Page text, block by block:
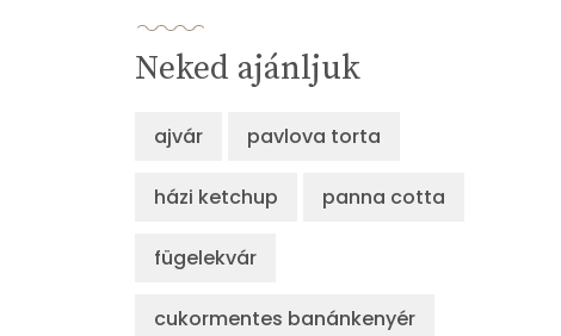
Neked ajánljuk
ajvár pavlova torta
házi ketchup panna cotta
fügelekvár
cukormentes banánkenyér